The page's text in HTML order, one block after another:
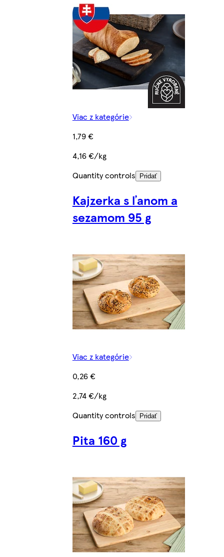
Viac z kategórie
1,79 €
4,16 €/kg
Quantity controls
Pridať
Kajzerka s ľanom a
sezamom 95 g
Viac z kategórie
0,26 €
2,74 €/kg
Quantity controls
Pridať
Pita 160 g